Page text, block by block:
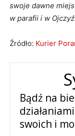
swoje dawne
w parafii i w
Źródło: Kurier
Bądź na
swoich i